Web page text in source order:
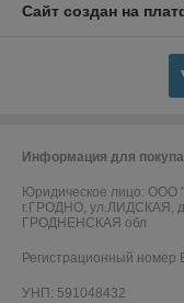
Сайт создан на
Информация для
Юридическое лицо: ООО
г.ГРОДНО, ул.ЛИДСКАЯ,
ГРОДНЕНСКАЯ обл
Регистрационный номер
УНП: 591048432